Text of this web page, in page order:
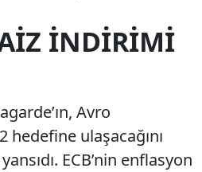
İNDIRIMI
Avro
ulaşacağını
ECB’nin enflasyon